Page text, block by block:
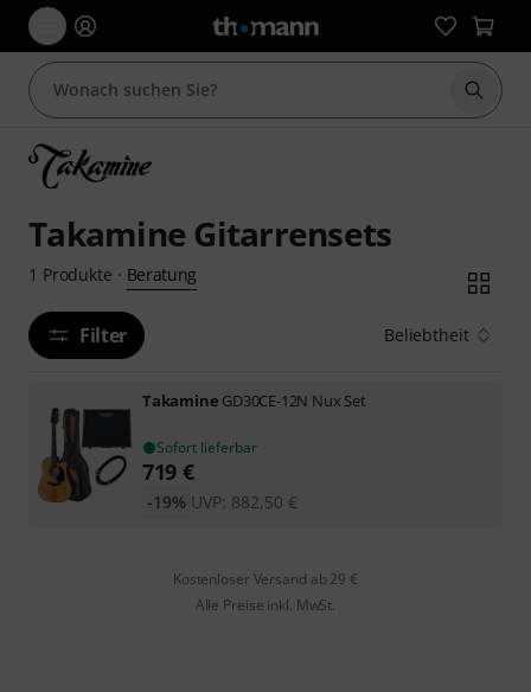
Suche
Takamine Gitarrensets
1 Produkte · Beratung
Filter Beliebtheit
Takamine GD30CE-12N Nux Set
Sofort lieferbar
719 €
UVP: 882,50 €
-19%
Kostenloser Versand ab 29 €
Alle Preise inkl. MwSt.